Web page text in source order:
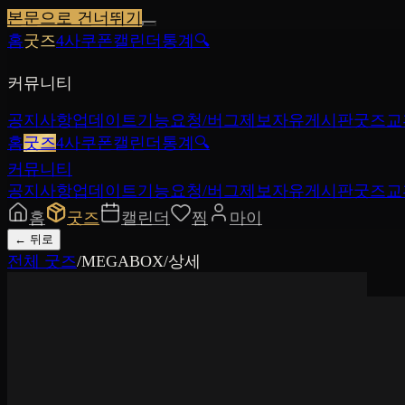
본문으로 건너뛰기
홈굿즈4사쿠폰캘린더 통계 🔍
커뮤니티
공지사항업데이트기능요청/버그제보자유게시판굿즈
홈굿즈4사쿠폰캘린더 통계 🔍
커뮤니티
공지사항업데이트기능요청/버그제보자유게시판굿즈
홈
굿즈 캘린더 찜 마이
← 뒤로
전체 굿즈/MEGABOX/상세